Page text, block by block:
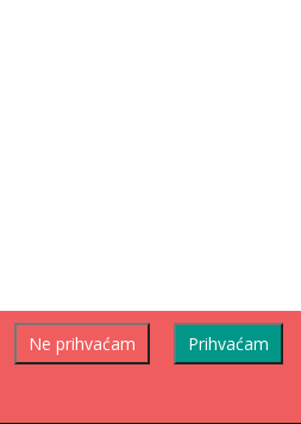
Prihvaćam
Ne prihvaćam